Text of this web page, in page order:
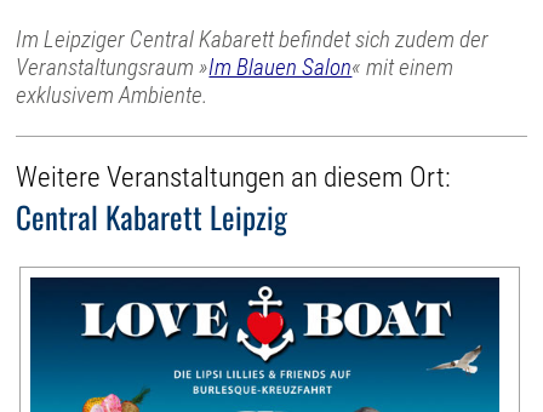
Im Leipziger Central Kabarett befindet sich zudem der
Veranstaltungsraum »Im Blauen Salon« mit einem
exklusivem Ambiente.
Weitere Veranstaltungen an diesem Ort:
Central Kabarett Leipzig